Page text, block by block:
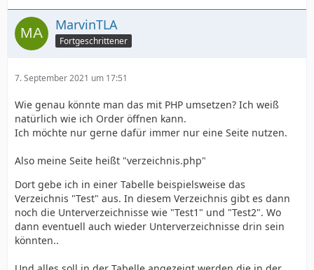
MarvinTLA
Fortgeschrittener
7. September 2021 um 17:51
Wie genau könnte man das mit PHP umsetzen? Ich weiß
natürlich wie ich Order öffnen kann.
Ich möchte nur gerne dafür immer nur eine Seite nutzen.
Also meine Seite heißt "verzeichnis.php"
Dort gebe ich in einer Tabelle beispielsweise das
Verzeichnis "Test" aus. In diesem Verzeichnis gibt es dann
noch die Unterverzeichnisse wie "Test1" und "Test2". Wo
dann eventuell auch wieder Unterverzeichnisse drin sein
könnten..